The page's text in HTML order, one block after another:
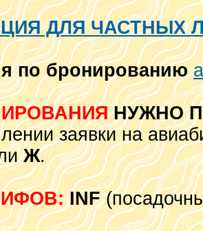
ДЛЯ ЧАСТНЫХ
по бронированию
НУЖНО
заявки на
Ж.
INF